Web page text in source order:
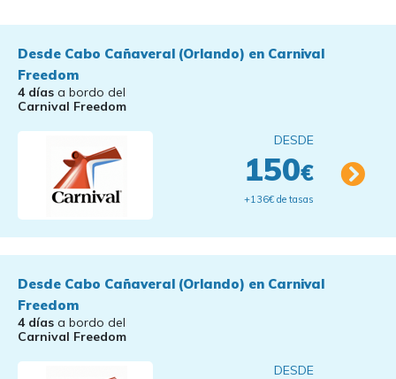
Desde Cabo Cañaveral (Orlando) en Carnival
Freedom
4 días a bordo del
Carnival Freedom
DESDE
150€
+136€ de tasas
Desde Cabo Cañaveral (Orlando) en Carnival
Freedom
4 días a bordo del
Carnival Freedom
DESDE